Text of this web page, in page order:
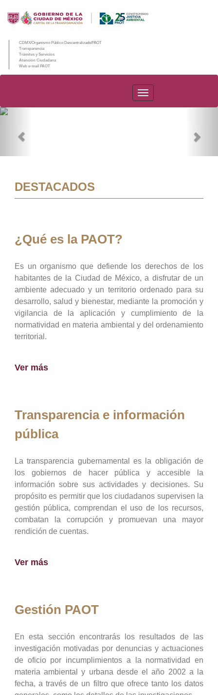
CDMX/Organismo Público Descentralizado/PAOT
Transparencia
Trámites y Servicios
Atención Ciudadana
Web e-mail PAOT
PAOT
DESTACADOS
¿Qué es la PAOT?
Es un organismo que defiende los derechos de los
habitantes de la Ciudad de México, a disfrutar de un
ambiente adecuado y un territorio ordenado para su
desarrollo, salud y bienestar, mediante la promoción y
vigilancia de la aplicación y cumplimiento de la
normatividad en materia ambiental y del ordenamiento
territorial.
Ver más
Transparencia e información
pública
La transparencia gubernamental es la obligación de
los gobiernos de hacer pública y accesible la
información sobre sus actividades y decisiones. Su
propósito es permitir que los ciudadanos supervisen la
gestión pública, comprendan el uso de los recursos,
combatan la corrupción y promuevan una mayor
rendición de cuentas.
Ver más
Gestión PAOT
En esta sección encontrarás los resultados de las
investigación motivadas por denuncias y actuaciones
de oficio por incumplimientos a la normatividad en
materia ambiental y urbana desde el año 2002 a la
fecha, a través de un filtro que ofrece tanto los datos